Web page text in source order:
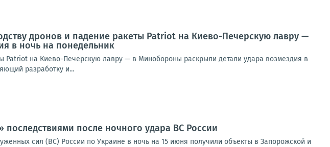
дронов и падение ракеты Patriot на Киево-Печерскую лавру —
в ночь на понедельник
Patriot на Киево-Печерскую лавру — в Минобороны раскрыли детали удара возмездия в
разработку и...
после ночного удара ВС России
сил (ВС) России по Украине в ночь на 15 июня получили объекты в Запорожской и